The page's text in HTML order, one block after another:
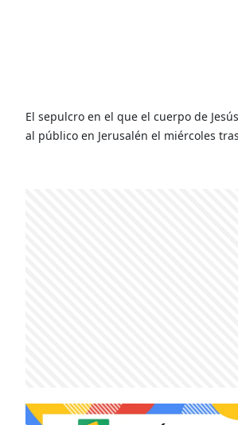
El sepulcro en el que el cuerpo de
al público en Jerusalén el miércoles